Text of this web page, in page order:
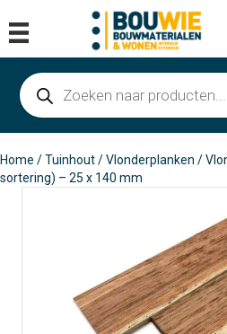
Producten
zoeken
Home /Tuinhout/Vlonderplanken /
sortering) – 25 x 140 mm